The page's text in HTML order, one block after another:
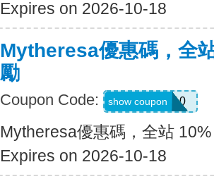
Expires on 2026-10-18
Mytheresa優惠碼，全
勵
Coupon Code: REWARD10
show coupon
Mytheresa優惠碼，全站
Expires on 2026-10-18